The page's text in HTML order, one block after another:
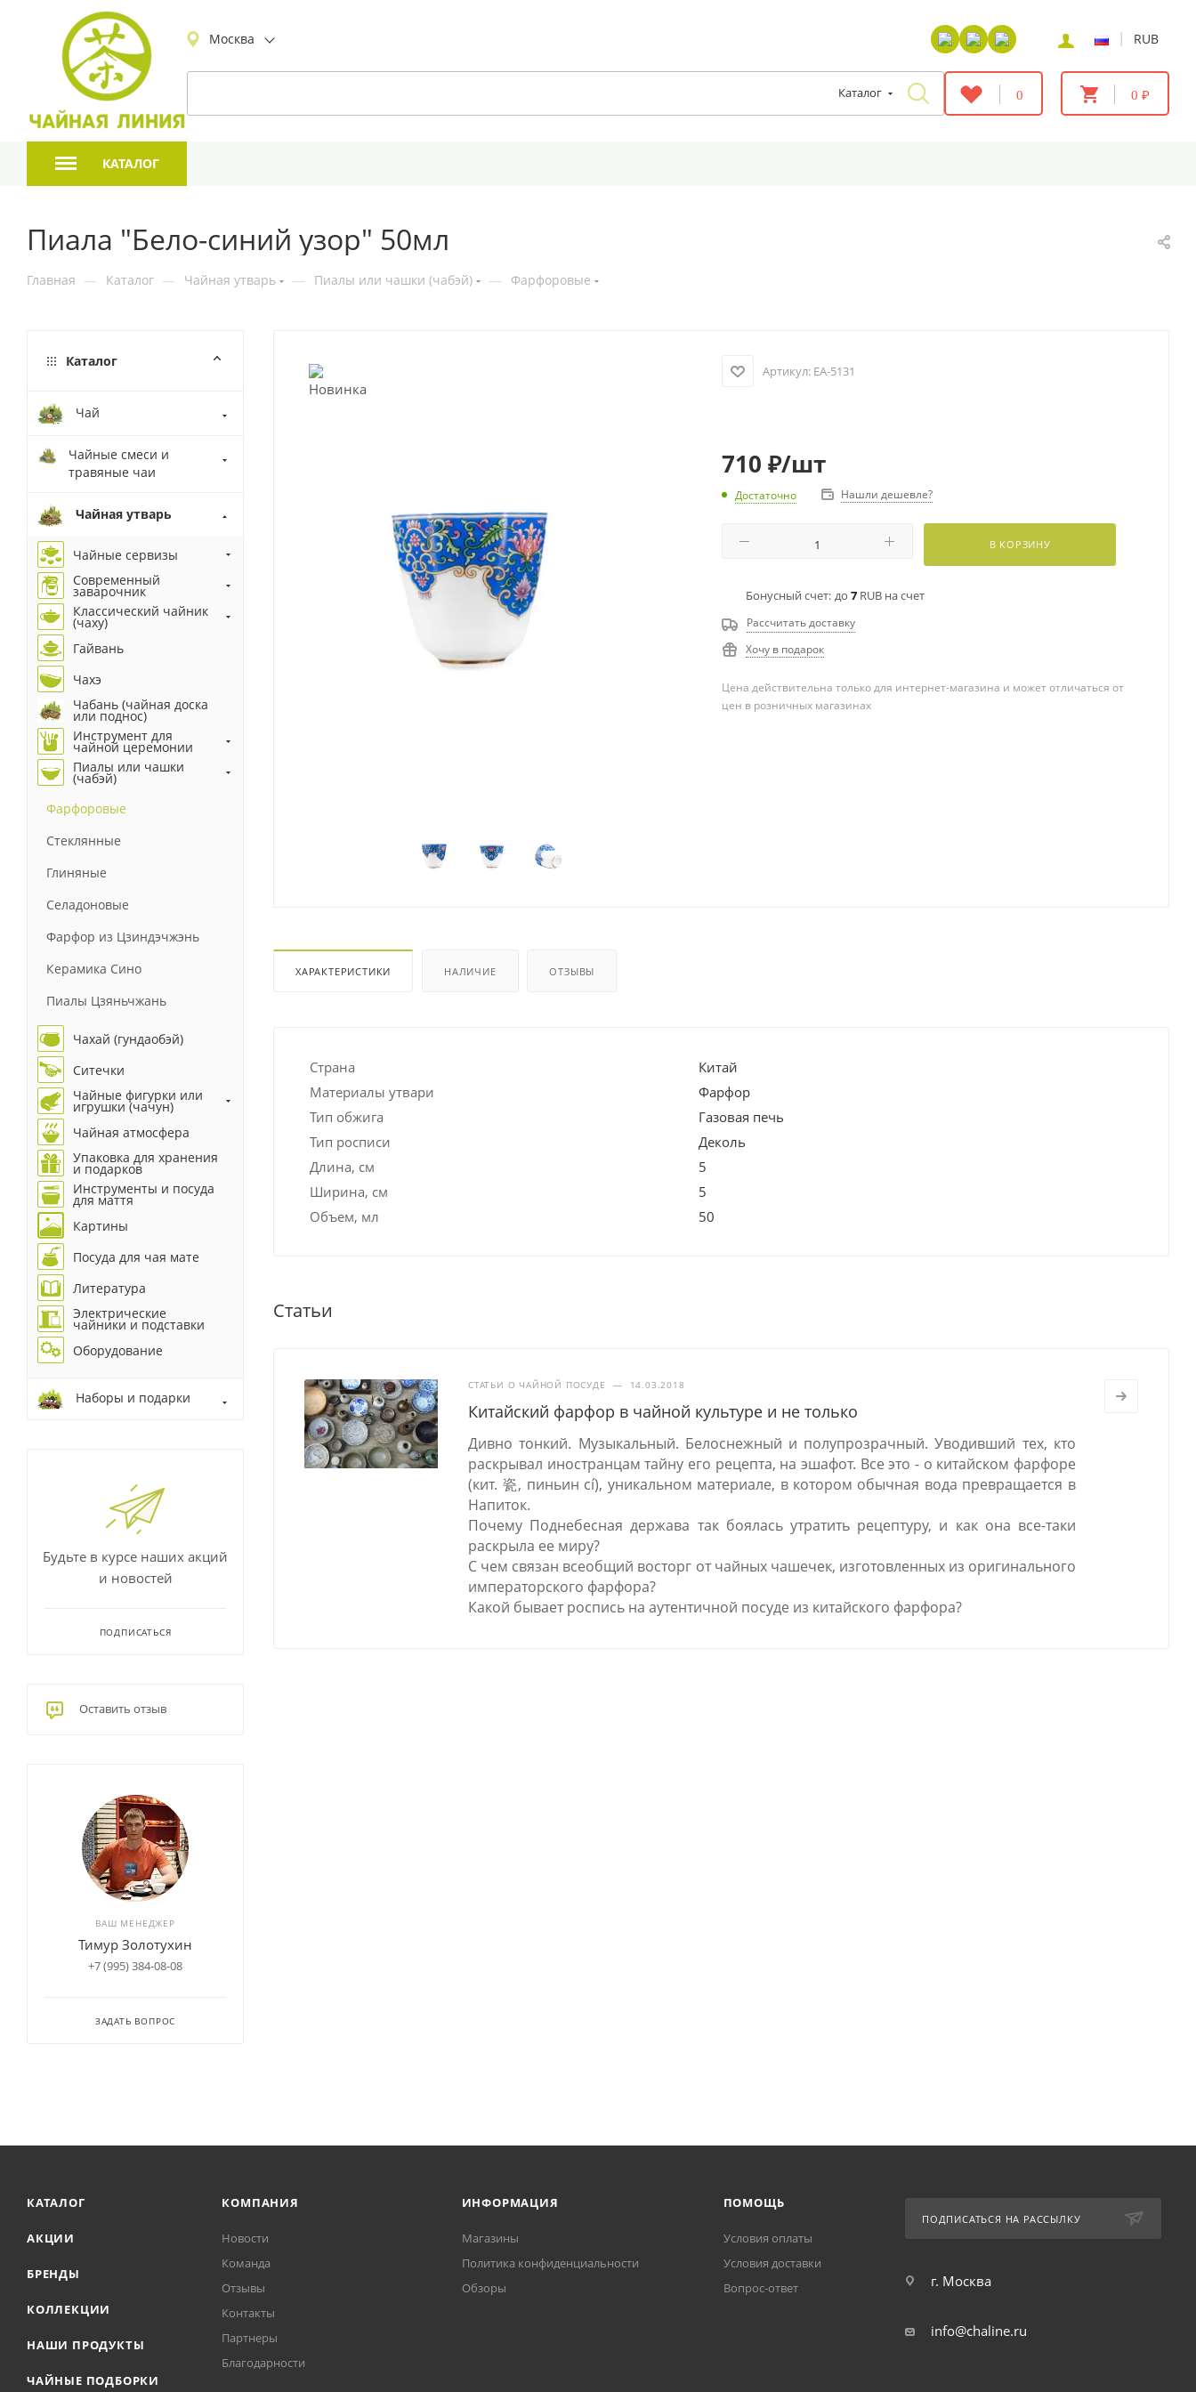
Москва | RUB
Каталог 0 0 ₽
КАТАЛОГ
Пиала "Бело-синий узор" 50мл
Главная — Каталог — Чайная утварь — Пиалы или чашки (чабэй) — Фарфоровые
Артикул: EA-5131
710 ₽/шт
Достаточно Нашли дешевле?
В КОРЗИНУ
Бонусный счет: до 7RUB на счет
Рассчитать доставку
Хочу в подарок
Цена действительна только для интернет-магазина и может отличаться от
цен в розничных магазинах
ХАРАКТЕРИСТИКИ НАЛИЧИЕ ОТЗЫВЫ
Страна
Китай
Материалы утвари
Фарфор
Тип обжига
Газовая печь
Тип росписи
Деколь
Длина, см
5
Ширина, см
5
Объем, мл
50
Статьи
СТАТЬИ О ЧАЙНОЙ ПОСУДЕ — 14.03.2018
Китайский фарфор в чайной культуре и не только
Дивно тонкий. Музыкальный. Белоснежный и полупрозрачный. Уводивший тех, кто
раскрывал иностранцам тайну его рецепта, на эшафот. Все это - о китайском фарфоре
(кит. 瓷, пиньин cí), уникальном материале, в котором обычная вода превращается в
Напиток.
Почему Поднебесная держава так боялась утратить рецептуру, и как она все-таки
раскрыла ее миру?
С чем связан всеобщий восторг от чайных чашечек, изготовленных из оригинального
императорского фарфора?
Какой бывает роспись на аутентичной посуде из китайского фарфора?
Каталог
Чай
Чайные смеси и
травяные чаи
Чайная утварь
Чайные сервизы
Современный
заварочник
Классический чайник
(чаху)
Гайвань
Чахэ
Чабань (чайная доска
или поднос)
Инструмент для
чайной церемонии
Пиалы или чашки
(чабэй)
Фарфоровые
Стеклянные
Глиняные
Селадоновые
Фарфор из Цзиндэчжэнь
Керамика Сино
Пиалы Цзяньчжань
Чахай (гундаобэй)
Ситечки
Чайные фигурки или
игрушки (чачун)
Чайная атмосфера
Упаковка для хранения
и подарков
Инструменты и посуда
для маття
Картины
Посуда для чая мате
Литература
Электрические
чайники и подставки
Оборудование
Наборы и подарки
Будьте в курсе наших акций
и новостей
ПОДПИСАТЬСЯ
Оставить отзыв
ВАШ МЕНЕДЖЕР
Тимур Золотухин
+7 (995) 384-08-08
ЗАДАТЬ ВОПРОС
КАТАЛОГ
АКЦИИ
БРЕНДЫ
КОЛЛЕКЦИИ
НАШИ ПРОДУКТЫ
ЧАЙНЫЕ ПОДБОРКИ
КОМПАНИЯ
Новости
Команда
Отзывы
Контакты
Партнеры
Благодарности
ИНФОРМАЦИЯ
Магазины
Политика конфиденциальности
Обзоры
ПОМОЩЬ
Условия оплаты
Условия доставки
Вопрос-ответ
ПОДПИСАТЬСЯ НА РАССЫЛКУ
г. Москва
info@chaline.ru